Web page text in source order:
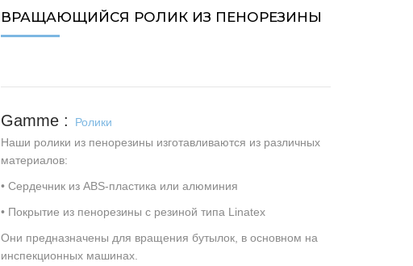
ВРАЩАЮЩИЙСЯ РОЛИК ИЗ ПЕНОРЕЗИНЫ
Ролики
Наши ролики из пенорезины изготавливаются из различных
материалов:
• Сердечник из ABS-пластика или алюминия
• Покрытие из пенорезины с резиной типа Linatex
Они предназначены для вращения бутылок, в основном на
инспекционных машинах.